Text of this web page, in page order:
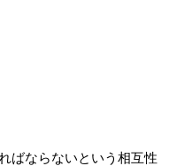
ばならないという相互性